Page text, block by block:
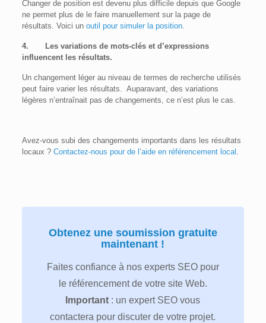
Changer de position est devenu plus difficile depuis que Google
ne permet plus de le faire manuellement sur la page de
résultats. Voici un outil pour simuler la position.
4.
Les variations de mots-clés et d’expressions
influencent les résultats.
Un changement léger au niveau de termes de recherche utilisés
peut faire varier les résultats. Auparavant, des variations
légères n’entraînait pas de changements, ce n’est plus le cas.
Avez-vous subi des changements importants dans les résultats
locaux ? Contactez-nous pour de l’aide en référencement local .
Obtenez une soumission gratuite
maintenant !
Faites confiance à nos experts SEO pour
le référencement de votre site Web.
Important : un expert SEO vous
contactera pour discuter de votre projet.